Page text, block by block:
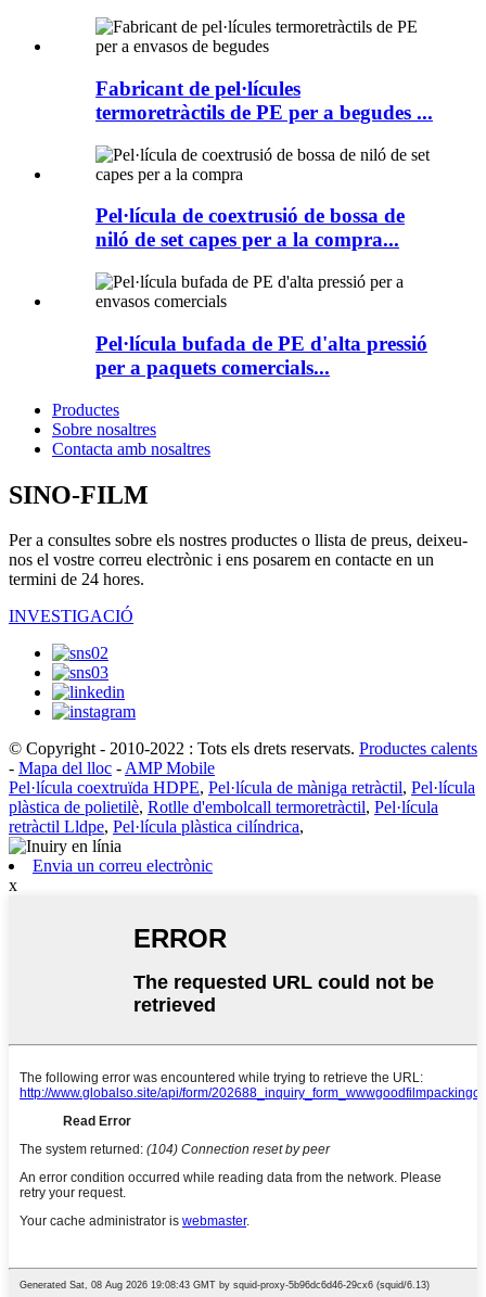
Fabricant de pel·lícules
termoretràctils de PE per a begudes ...
Pel·lícula de coextrusió de bossa de
niló de set capes per a la compra...
Pel·lícula bufada de PE d'alta pressió
per a paquets comercials...
Productes
Sobre nosaltres
Contacta amb nosaltres
SINO-FILM
Per a consultes sobre els nostres productes o llista de preus, deixeu-
nos el vostre correu electrònic i ens posarem en contacte en un
termini de 24 hores.
INVESTIGACIÓ
© Copyright - 2010-2022 : Tots els drets reservats. Productes calents
- Mapa del lloc -AMP Mobile
Pel·lícula coextruïda HDPE, Pel·lícula de màniga retràctil, Pel·lícula
plàstica de polietilè, Rotlle d'embolcall termoretràctil, Pel·lícula
retràctil Lldpe, Pel·lícula plàstica cilíndrica,
Envia un correu electrònic
x